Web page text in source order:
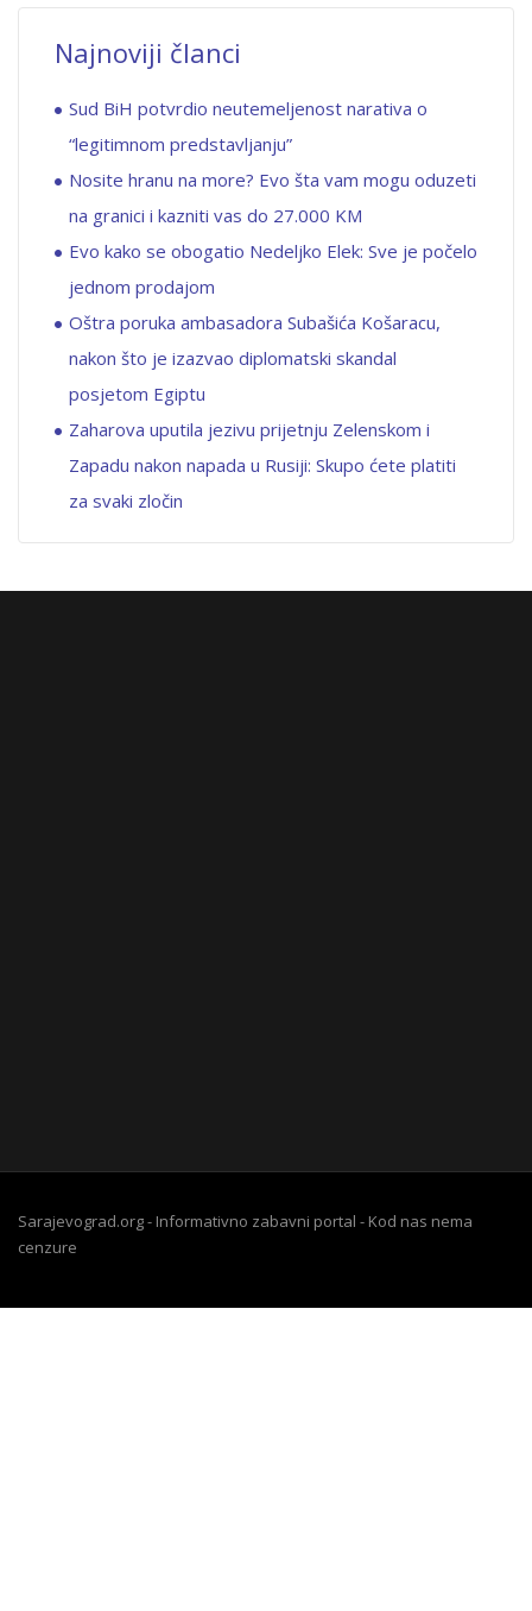
Najnoviji članci
Sud BiH potvrdio neutemeljenost narativa o
“legitimnom predstavljanju”
Nosite hranu na more? Evo šta vam mogu oduzeti
na granici i kazniti vas do 27.000 KM
Evo kako se obogatio Nedeljko Elek: Sve je počelo
jednom prodajom
Oštra poruka ambasadora Subašića Košaracu,
nakon što je izazvao diplomatski skandal
posjetom Egiptu
Zaharova uputila jezivu prijetnju Zelenskom i
Zapadu nakon napada u Rusiji: Skupo ćete platiti
za svaki zločin
Sarajevograd.org - Informativno zabavni portal - Kod nas nema
cenzure